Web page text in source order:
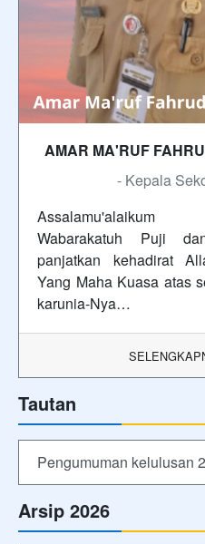
AMAR MA'RUF
- Kepala
Assalamu'alaikum
Wabarakatuh Puji
panjatkan kehadirat
Yang Maha Kuasa atas
karunia-Nya…
Tautan
Pengumuman kelulusan
Arsip 2026